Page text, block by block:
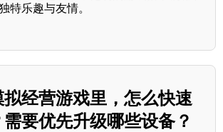
特乐趣与友情。
经营游戏里，怎么快速
要优先升级哪些设备？